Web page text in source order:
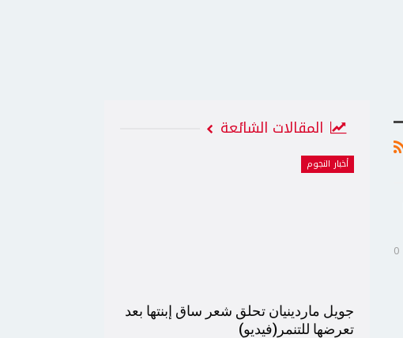
المقالات الشائعة
أخبار النجوم
جويل ماردينيان تحلق شعر ساق إبنتها بعد
تعرضها للتنمر(فيديو)